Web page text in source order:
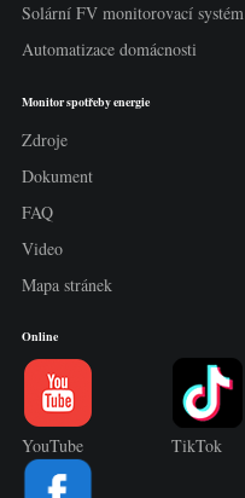
Solární FV monitorovací systém
Automatizace domácnosti
Monitor spotřeby energie
Zdroje
Dokument
FAQ
Video
Mapa stránek
Online
YouTube TikTok